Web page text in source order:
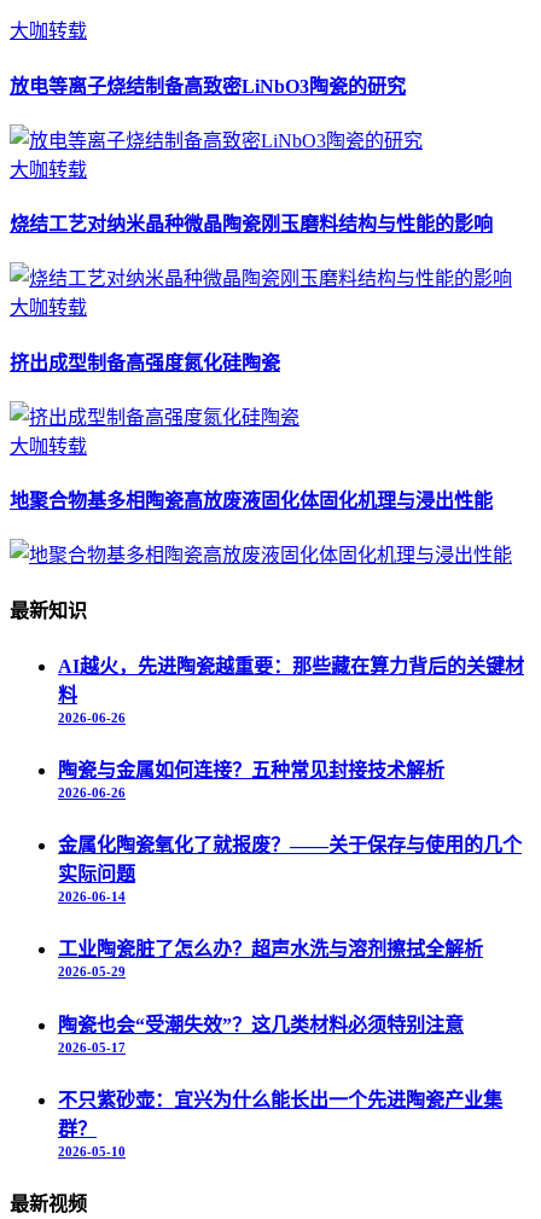
大咖转载
放电等离子烧结制备高致密LiNbO3陶瓷的研究
大咖转载
烧结工艺对纳米晶种微晶陶瓷刚玉磨料结构与性能的影响
大咖转载
挤出成型制备高强度氮化硅陶瓷
大咖转载
地聚合物基多相陶瓷高放废液固化体固化机理与浸出性能
最新知识
AI越火，先进陶瓷越重要：那些藏在算力背后的关键材
料
2026-06-26
陶瓷与金属如何连接？五种常见封接技术解析
2026-06-26
金属化陶瓷氧化了就报废？——关于保存与使用的几个
实际问题
2026-06-14
工业陶瓷脏了怎么办？超声水洗与溶剂擦拭全解析
2026-05-29
陶瓷也会“受潮失效”？这几类材料必须特别注意
2026-05-17
不只紫砂壶：宜兴为什么能长出一个先进陶瓷产业集
群？
2026-05-10
最新视频